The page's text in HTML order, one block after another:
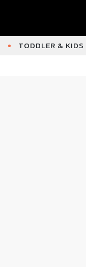
TODDLER & KIDS